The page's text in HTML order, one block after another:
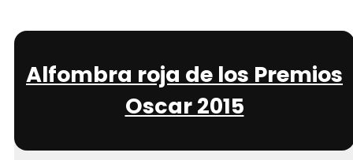
Alfombra roja de los Premios
Oscar 2015